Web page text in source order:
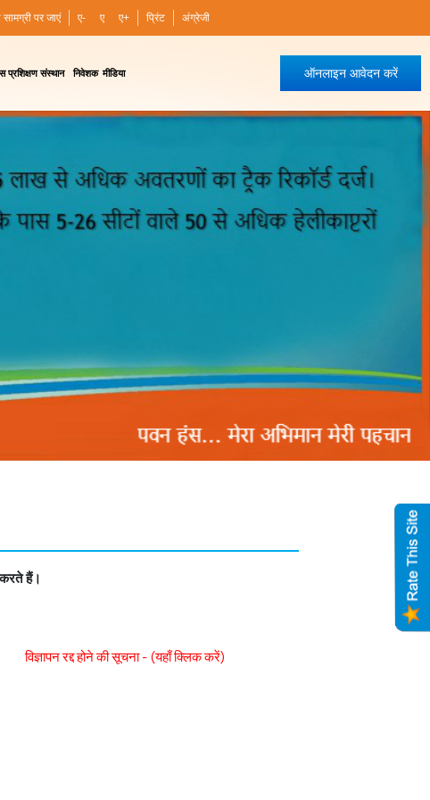
पर जाएं ए- ए ए+ प्रिंट अंग्रेजी
ऑनलाइन आवेदन करें
प्रशिक्षण संस्थान निवेशक मीडिया
करते हैं।
विज्ञापन रद्द होने की सूचना - (यहाँ क्लिक करें)